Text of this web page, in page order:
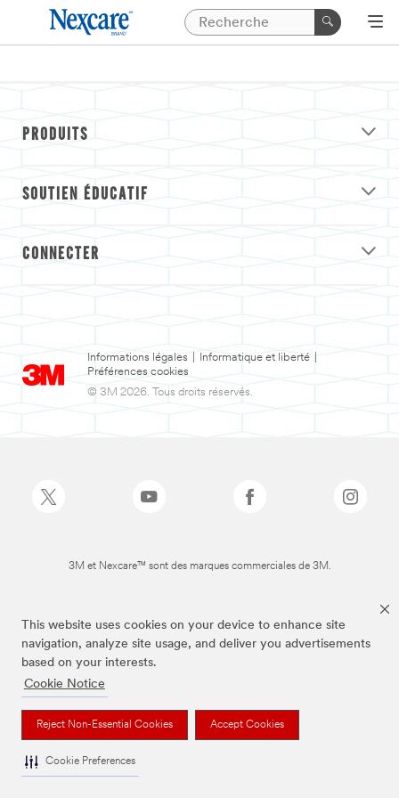
This website uses cookies on your device to enhance site
navigation, analyze site usage, and deliver you advertisements
based on your interests.
Cookie Notice
Reject Non-Essential Cookies Accept Cookies
Cookie Preferences
PRODUITS
SOUTIEN ÉDUCATIF
CONNECTER
Informations légales Informatique et liberté
Préférences cookies
© 3M 2026. Tous droits réservés.
3M et Nexcare™ sont des marques commerciales de 3M.